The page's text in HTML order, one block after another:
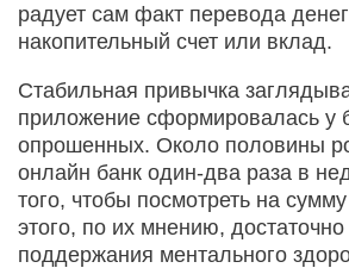
радует сам факт перевода
накопительный счет или вклад.
Стабильная привычка
приложение сформировалась у
опрошенных. Около половины
онлайн банк один-два раза в
того, чтобы посмотреть на
этого, по их мнению,
поддержания ментального